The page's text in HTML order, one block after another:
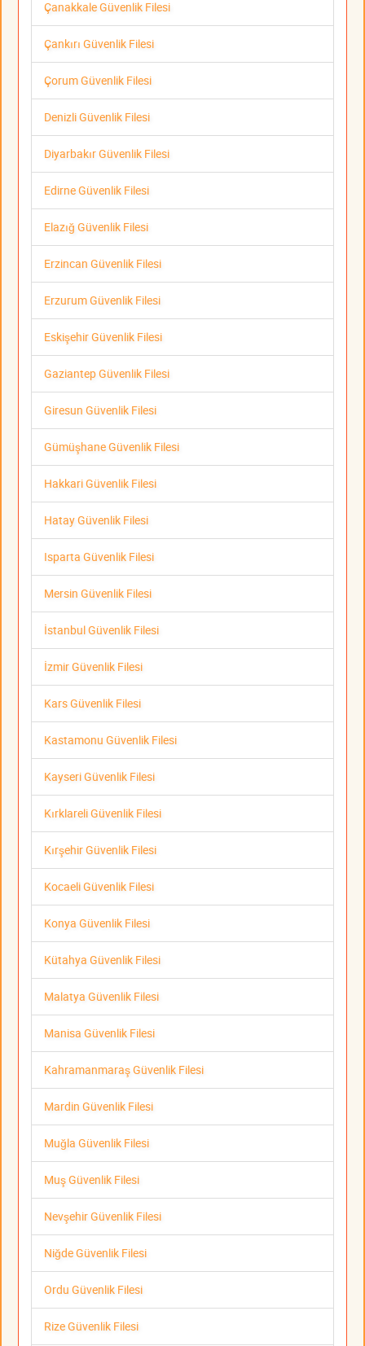
Çanakkale Güvenlik Filesi
Çankırı Güvenlik Filesi
Çorum Güvenlik Filesi
Denizli Güvenlik Filesi
Diyarbakır Güvenlik Filesi
Edirne Güvenlik Filesi
Elazığ Güvenlik Filesi
Erzincan Güvenlik Filesi
Erzurum Güvenlik Filesi
Eskişehir Güvenlik Filesi
Gaziantep Güvenlik Filesi
Giresun Güvenlik Filesi
Gümüşhane Güvenlik Filesi
Hakkari Güvenlik Filesi
Hatay Güvenlik Filesi
Isparta Güvenlik Filesi
Mersin Güvenlik Filesi
İstanbul Güvenlik Filesi
İzmir Güvenlik Filesi
Kars Güvenlik Filesi
Kastamonu Güvenlik Filesi
Kayseri Güvenlik Filesi
Kırklareli Güvenlik Filesi
Kırşehir Güvenlik Filesi
Kocaeli Güvenlik Filesi
Konya Güvenlik Filesi
Kütahya Güvenlik Filesi
Malatya Güvenlik Filesi
Manisa Güvenlik Filesi
Kahramanmaraş Güvenlik Filesi
Mardin Güvenlik Filesi
Muğla Güvenlik Filesi
Muş Güvenlik Filesi
Nevşehir Güvenlik Filesi
Niğde Güvenlik Filesi
Ordu Güvenlik Filesi
Rize Güvenlik Filesi